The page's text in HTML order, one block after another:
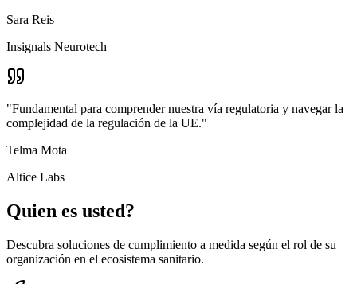
Sara Reis
Insignals Neurotech
"Fundamental para comprender nuestra vía regulatoria y navegar la
complejidad de la regulación de la UE."
Telma Mota
Altice Labs
Quien es usted?
Descubra soluciones de cumplimiento a medida según el rol de su
organización en el ecosistema sanitario.